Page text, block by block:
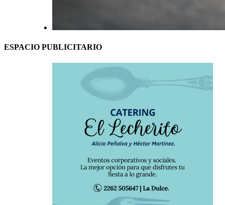
ESPACIO PUBLICITARIO